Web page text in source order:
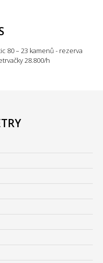
80 – 23 kamenů - rezerva
28.800/h